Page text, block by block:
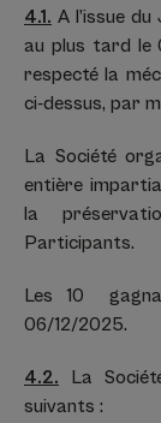
4.1. A l’issue
au plus tard le
respecté la
ci-dessus, par
La Société
entière
la
Participants.
Les 10
06/12/2025.
4.2. La
suivants :